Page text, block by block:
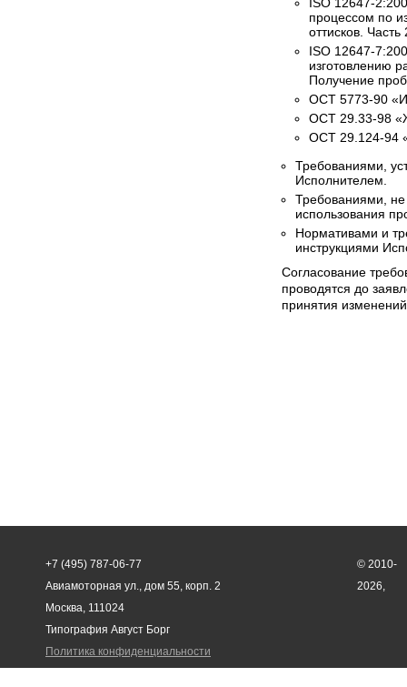
ISO 12647-
процессом по
оттисков.
ISO 12647-
изготовлению
Получение
ОСТ 5773-90
ОСТ 29.33-98
ОСТ 29.124-94
Требованиями,
Исполнителем.
Требованиями,
использования
Нормативами и
инструкциями
Согласование
проводятся до
принятия
+7 (495) 787-06-77
Авиамоторная ул., дом 55, корп. 2
Москва, 111024
© 2010-
2026,
Типография Август Борг
Политика конфиденциальности